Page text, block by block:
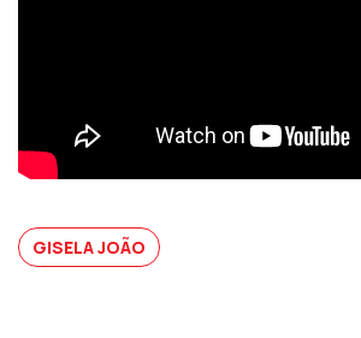
GISELA JOÃO